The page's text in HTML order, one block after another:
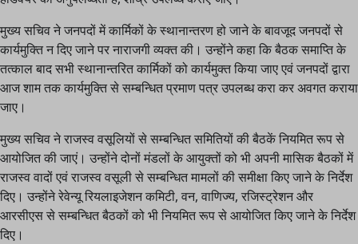
मुख्य सचिव ने जनपदों में कार्मिकों के स्थानान्तरण हो जाने के बावजूद जनपदों से
कार्यमुक्ति न दिए जाने पर नाराजगी व्यक्त की। उन्होंने कहा कि बैठक समाप्ति के
तत्काल बाद सभी स्थानान्तरित कार्मिकों को कार्यमुक्त किया जाए एवं जनपदों द्वारा
आज शाम तक कार्यमुक्ति से सम्बन्धित प्रमाण पत्र उपलब्ध करा कर अवगत कराया
जाए।
मुख्य सचिव ने राजस्व वसूलियों से सम्बन्धित समितियों की बैठकें नियमित रूप से
आयोजित की जाएं। उन्होंने दोनों मंडलों के आयुक्तों को भी अपनी मासिक बैठकों में
राजस्व वादों एवं राजस्व वसूली से सम्बन्धित मामलों की समीक्षा किए जाने के निर्देश
दिए। उन्होंने रेवेन्यू रियलाइजेशन कमिटी, वन, वाणिज्य, रजिस्ट्रेशन और
आरसीएस से सम्बन्धित बैठकों को भी नियमित रूप से आयोजित किए जाने के निर्देश
दिए।